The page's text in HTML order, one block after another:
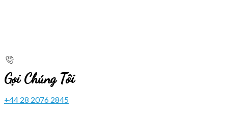
Gọi Chúng Tôi
+44 28 2076 2845